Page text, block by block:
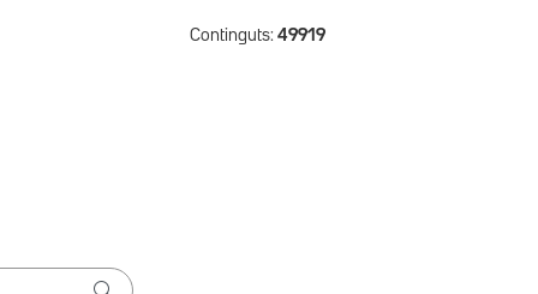
Continguts: 49919